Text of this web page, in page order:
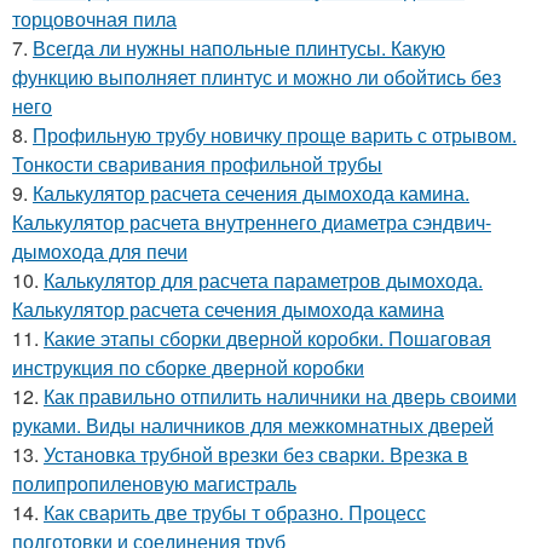
торцовочная пила
7. Всегда ли нужны напольные плинтусы. Какую
функцию выполняет плинтус и можно ли обойтись без
него
8. Профильную трубу новичку проще варить с отрывом.
Тонкости сваривания профильной трубы
9. Калькулятор расчета сечения дымохода камина.
Калькулятор расчета внутреннего диаметра сэндвич-
дымохода для печи
10. Калькулятор для расчета параметров дымохода.
Калькулятор расчета сечения дымохода камина
11. Какие этапы сборки дверной коробки. Пошаговая
инструкция по сборке дверной коробки
12. Как правильно отпилить наличники на дверь своими
руками. Виды наличников для межкомнатных дверей
13. Установка трубной врезки без сварки. Врезка в
полипропиленовую магистраль
14. Как сварить две трубы т образно. Процесс
подготовки и соединения труб